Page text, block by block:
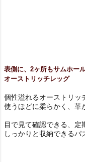
表側に、2ヶ所もサムホー
オーストリッチレッグ
個性溢れるオーストリッ
使うほどに柔らかく、革
目で見て確認できる、
しっかりと収納できるパ